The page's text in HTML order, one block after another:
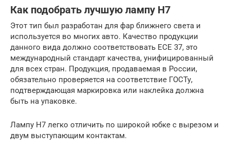
Как подобрать лучшую лампу Н7
Этот тип был разработан для фар ближнего света и
используется во многих авто. Качество продукции
данного вида должно соответствовать ECE 37, это
международный стандарт качества, унифицированный
для всех стран. Продукция, продаваемая в России,
обязательно проверяется на соответствие ГОСТу,
подтверждающая маркировка или наклейка должна
быть на упаковке.
Лампу Н7 легко отличить по широкой юбке с вырезом и
двум выступающим контактам.